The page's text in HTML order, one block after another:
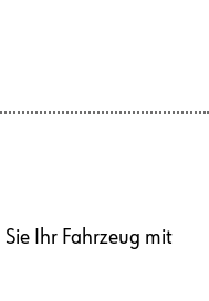
Ihr Fahrzeug mit